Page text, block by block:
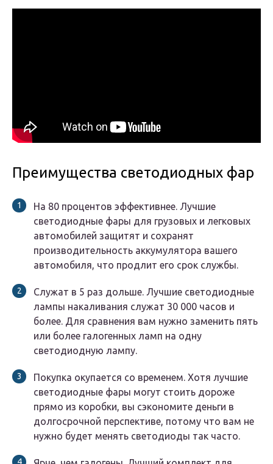
Преимущества светодиодных фар
На 80 процентов эффективнее. Лучшие
светодиодные фары для грузовых и легковых
автомобилей защитят и сохранят
производительность аккумулятора вашего
автомобиля, что продлит его срок службы.
Служат в 5 раз дольше. Лучшие светодиодные
лампы накаливания служат 30 000 часов и
более. Для сравнения вам нужно заменить пять
или более галогенных ламп на одну
светодиодную лампу.
Покупка окупается со временем. Хотя лучшие
светодиодные фары могут стоить дороже
прямо из коробки, вы сэкономите деньги в
долгосрочной перспективе, потому что вам не
нужно будет менять светодиоды так часто.